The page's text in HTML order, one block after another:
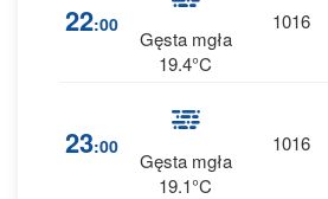
22:00
Gęsta mgła
19.4°C
1016
23:00
Gęsta mgła
19.1°C
1016